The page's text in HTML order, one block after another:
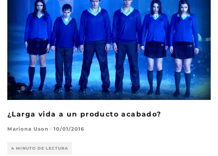
¿Larga vida a un producto acabado?
Mariona Uson · 10/01/2016
4 MINUTO DE LECTURA